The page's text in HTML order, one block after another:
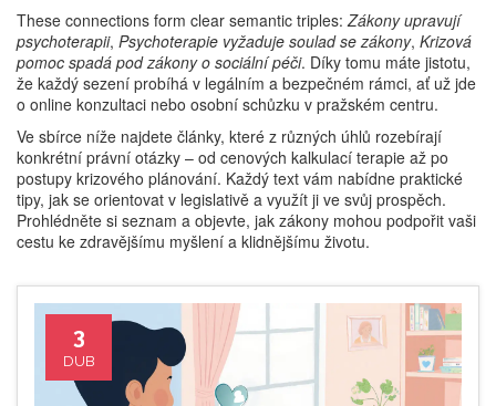
These connections form clear semantic triples:Zákony upravují
psychoterapii, Psychoterapie vyžaduje soulad se zákony, Krizová
pomoc spadá pod zákony o sociální péči. Díky tomu máte jistotu,
že každý sezení probíhá v legálním a bezpečném rámci, ať už jde
o online konzultaci nebo osobní schůzku v pražském centru.
Ve sbírce níže najdete články, které z různých úhlů rozebírají
konkrétní právní otázky – od cenových kalkulací terapie až po
postupy krizového plánování. Každý text vám nabídne praktické
tipy, jak se orientovat v legislativě a využít ji ve svůj prospěch.
Prohlédněte si seznam a objevte, jak zákony mohou podpořit vaši
cestu ke zdravějšímu myšlení a klidnějšímu životu.
3
DUB